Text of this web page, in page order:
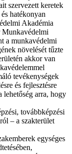
szervezett keretek
hatékonyan
Akadémia
a munkavédelmi
növelését tűzte
akkor van
tevékenységek
és fejlesztésre
lehetőség arra, hogy
továbbképzési
– a szakterület
egységes